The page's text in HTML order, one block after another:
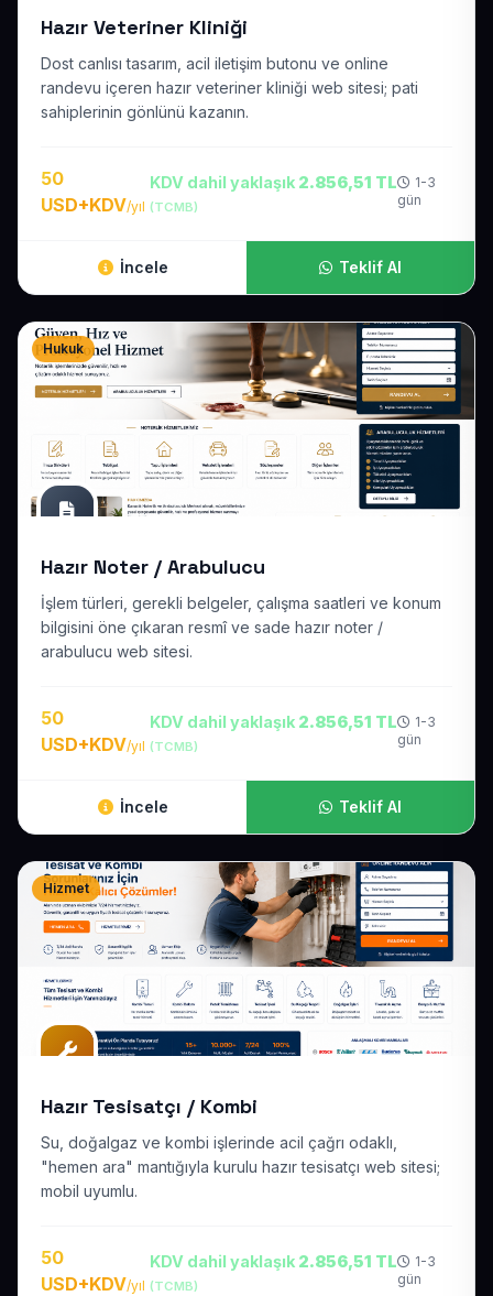
Hazır Veteriner Kliniği
Dost canlısı tasarım, acil iletişim butonu ve online
randevu içeren hazır veteriner kliniği web sitesi; pati
sahiplerinin gönlünü kazanın.
50
USD+KDV/yıl
KDV dahil yaklaşık 2.856,51 TL
(TCMB)
1-3
gün
İncele Teklif Al
Hukuk
Hazır Noter / Arabulucu
İşlem türleri, gerekli belgeler, çalışma saatleri ve konum
bilgisini öne çıkaran resmî ve sade hazır noter /
arabulucu web sitesi.
50
USD+KDV/yıl
KDV dahil yaklaşık 2.856,51 TL
(TCMB)
1-3
gün
İncele Teklif Al
Hizmet
Hazır Tesisatçı / Kombi
Su, doğalgaz ve kombi işlerinde acil çağrı odaklı,
"hemen ara" mantığıyla kurulu hazır tesisatçı web sitesi;
mobil uyumlu.
50
USD+KDV/yıl
KDV dahil yaklaşık 2.856,51 TL
(TCMB)
1-3
gün